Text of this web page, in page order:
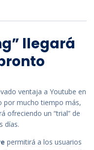
llegará
ventaja a Youtube en
por mucho tiempo más,
ofreciendo un “trial” de
días.
permitirá a los usuarios